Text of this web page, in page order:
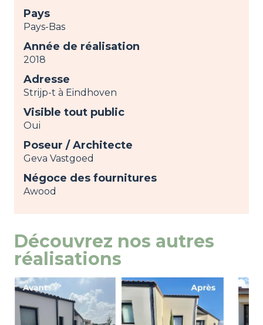
Pays
Pays-Bas
Année de réalisation
2018
Adresse
Strijp-t à Eindhoven
Visible tout public
Oui
Poseur / Architecte
Geva Vastgoed
Négoce des fournitures
Awood
Découvrez nos autres
réalisations
Image
view view